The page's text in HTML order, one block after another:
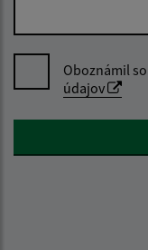
Oboznámil
údajov
Google reCaptcha